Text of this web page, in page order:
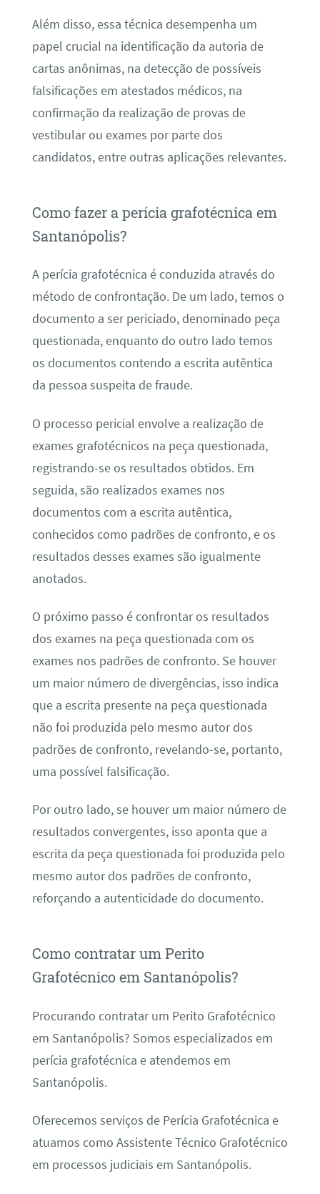
Além disso, essa técnica desempenha um
papel crucial na identificação da autoria de
cartas anônimas, na detecção de possíveis
falsificações em atestados médicos, na
confirmação da realização de provas de
vestibular ou exames por parte dos
candidatos, entre outras aplicações relevantes.
Como fazer a perícia grafotécnica em
Santanópolis?
A perícia grafotécnica é conduzida através do
método de confrontação. De um lado, temos o
documento a ser periciado, denominado peça
questionada, enquanto do outro lado temos
os documentos contendo a escrita autêntica
da pessoa suspeita de fraude.
O processo pericial envolve a realização de
exames grafotécnicos na peça questionada,
registrando-se os resultados obtidos. Em
seguida, são realizados exames nos
documentos com a escrita autêntica,
conhecidos como padrões de confronto, e os
resultados desses exames são igualmente
anotados.
O próximo passo é confrontar os resultados
dos exames na peça questionada com os
exames nos padrões de confronto. Se houver
um maior número de divergências, isso indica
que a escrita presente na peça questionada
não foi produzida pelo mesmo autor dos
padrões de confronto, revelando-se, portanto,
uma possível falsificação.
Por outro lado, se houver um maior número de
resultados convergentes, isso aponta que a
escrita da peça questionada foi produzida pelo
mesmo autor dos padrões de confronto,
reforçando a autenticidade do documento.
Como contratar um Perito
Grafotécnico em Santanópolis?
Procurando contratar um Perito Grafotécnico
em Santanópolis? Somos especializados em
perícia grafotécnica e atendemos em
Santanópolis.
Oferecemos serviços de Perícia Grafotécnica e
atuamos como Assistente Técnico Grafotécnico
em processos judiciais em Santanópolis.